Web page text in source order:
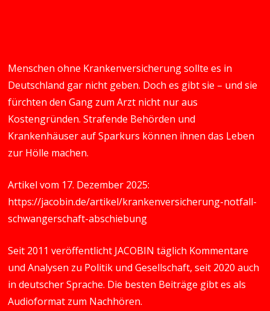
Menschen ohne Krankenversicherung sollte es in
Deutschland gar nicht geben. Doch es gibt sie – und sie
fürchten den Gang zum Arzt nicht nur aus
Kostengründen. Strafende Behörden und
Krankenhäuser auf Sparkurs können ihnen das Leben
zur Hölle machen.
Artikel vom 17. Dezember 2025:
https://jacobin.de/artikel/krankenversicherung-notfall-
schwangerschaft-abschiebung
Seit 2011 veröffentlicht JACOBIN täglich Kommentare
und Analysen zu Politik und Gesellschaft, seit 2020 auch
in deutscher Sprache. Die besten Beiträge gibt es als
Audioformat zum Nachhören.